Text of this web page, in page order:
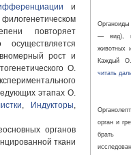
и
повторяет
рост и
О.
этапах О.
, Индукторы,
органов
ткани
Органоиды
— вид),
животных
Каждый
читать
орган и
брать